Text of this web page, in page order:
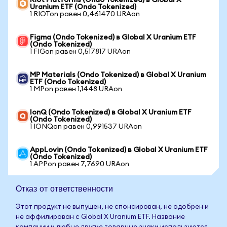
Uranium ETF (Ondo Tokenized)
1 RIOTon равен 0,461470 URAon
Figma (Ondo Tokenized) в Global X Uranium ETF
(Ondo Tokenized)
1 FIGon равен 0,517817 URAon
MP Materials (Ondo Tokenized) в Global X Uranium
ETF (Ondo Tokenized)
1 MPon равен 1,1448 URAon
IonQ (Ondo Tokenized) в Global X Uranium ETF
(Ondo Tokenized)
1 IONQon равен 0,991537 URAon
AppLovin (Ondo Tokenized) в Global X Uranium ETF
(Ondo Tokenized)
1 APPon равен 7,7690 URAon
Отказ от ответственности
Этот продукт не выпущен, не спонсирован, не одобрен и
не аффилирован с Global X Uranium ETF. Название